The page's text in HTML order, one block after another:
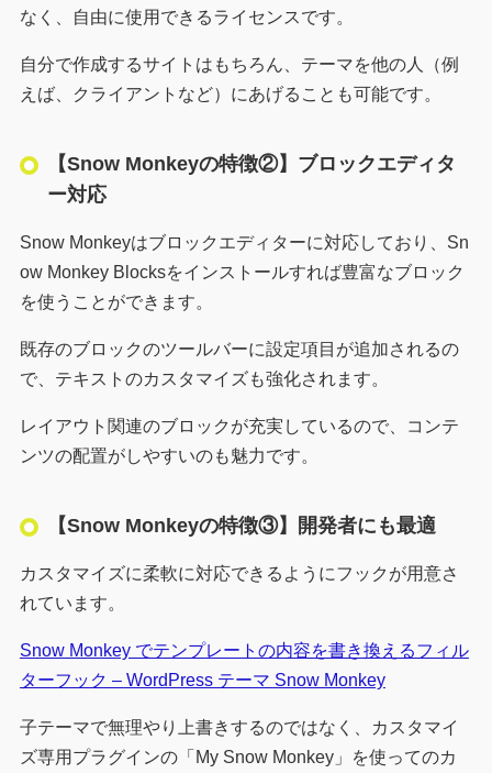
なく、自由に使用できるライセンスです。
自分で作成するサイトはもちろん、テーマを他の人（例
えば、クライアントなど）にあげることも可能です。
【Snow Monkeyの特徴②】ブロックエディタ
ー対応
Snow Monkeyはブロックエディターに対応しており、Sn
ow Monkey Blocksをインストールすれば豊富なブロック
を使うことができます。
既存のブロックのツールバーに設定項目が追加されるの
で、テキストのカスタマイズも強化されます。
レイアウト関連のブロックが充実しているので、コンテ
ンツの配置がしやすいのも魅力です。
【Snow Monkeyの特徴③】開発者にも最適
カスタマイズに柔軟に対応できるようにフックが用意さ
れています。
Snow Monkey でテンプレートの内容を書き換えるフィル
ターフック – WordPress テーマ Snow Monkey
子テーマで無理やり上書きするのではなく、カスタマイ
ズ専用プラグインの「My Snow Monkey」を使ってのカ